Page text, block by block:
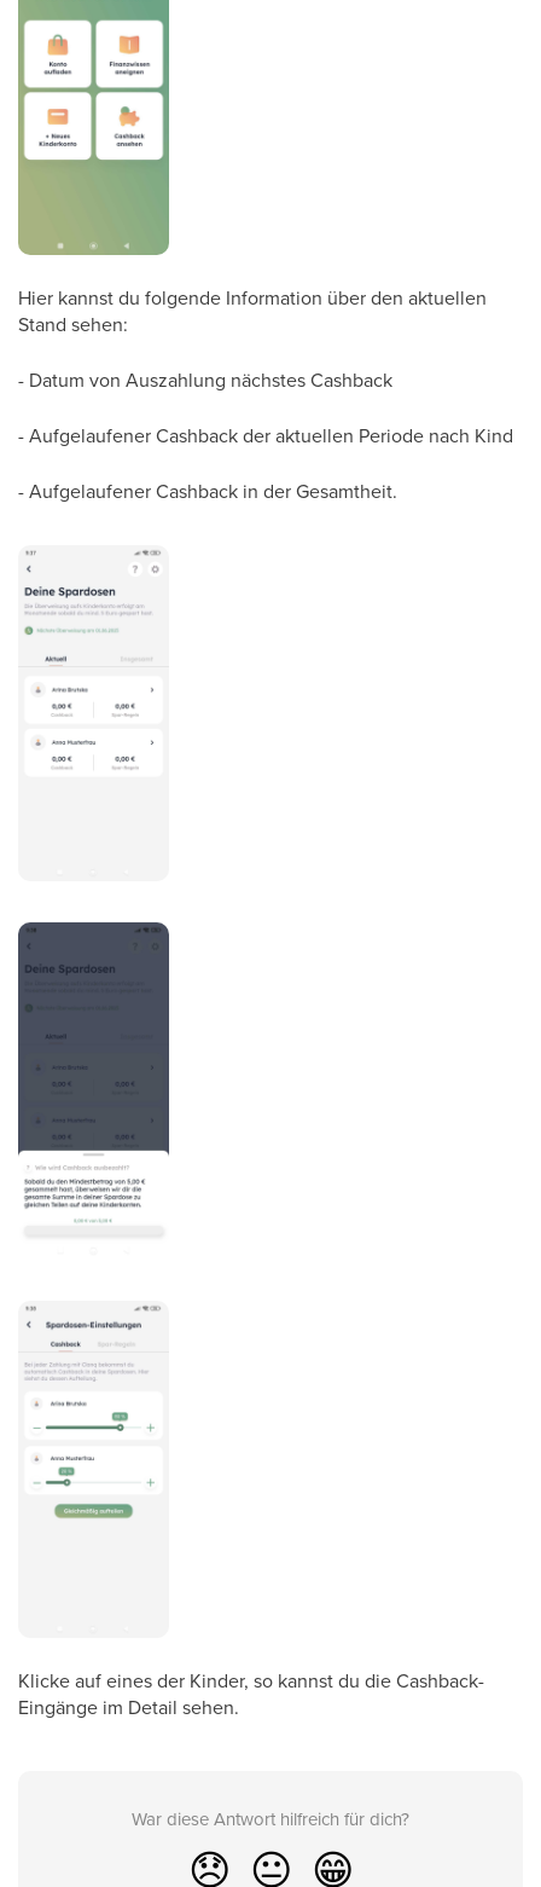
Hier kannst du folgende Information über den aktuellen
Stand sehen:
- Datum von Auszahlung nächstes Cashback
- Aufgelaufener Cashback der aktuellen Periode nach Kind
- Aufgelaufener Cashback in der Gesamtheit.
Klicke auf eines der Kinder, so kannst du die Cashback-
Eingänge im Detail sehen.
War diese Antwort hilfreich für dich?
😞 😐 😁